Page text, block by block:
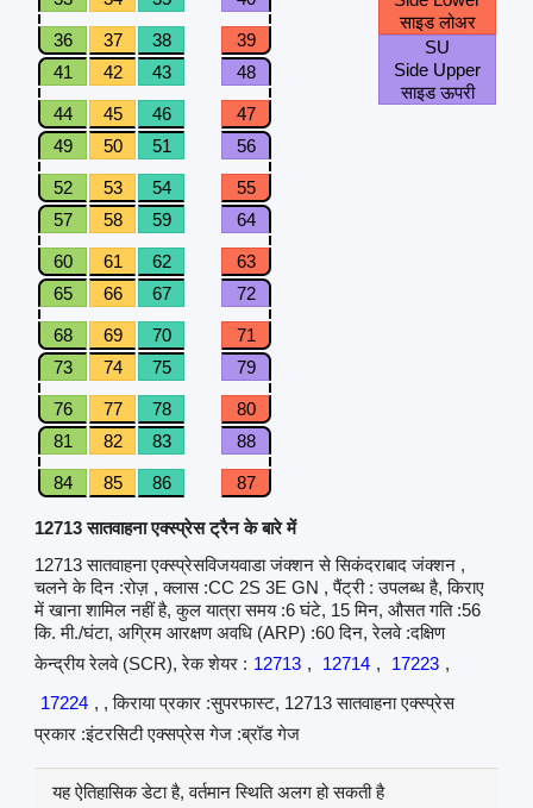
36 37 38
39
41
42 43 48
44 45 46
47
49
50 51 56
52 53 54
55
57
58 59 64
60 61 62
63
65
66 67 72
68 69 70
71
73
74 75 79
76 77 78
80
81
82 83 88
84 85 86 87
साइड लोअर
SU
Side Upper
साइड ऊपरी
12713 सातवाहना एक्स्प्रेस ट्रैन के बारे में
12713 सातवाहना एक्स्प्रेसविजयवाडा जंक्शन से सिकंदराबाद जंक्शन ,
चलने के दिन :रोज़ , क्लास :CC 2S 3E GN , पैंट्री : उपलब्ध है, किराए
में खाना शामिल नहीं है, कुल यात्रा समय :6 घंटे, 15 मिन, औसत गति :56
कि. मी./घंटा, अग्रिम आरक्षण अवधि (ARP) :60 दिन, रेलवे :दक्षिण
केन्द्रीय रेलवे (SCR), रेक शेयर : 12713 , 12714 , 17223 ,
17224 , , किराया प्रकार :सुपरफास्ट, 12713 सातवाहना एक्स्प्रेस
प्रकार :इंटरसिटी एक्सप्रेस गेज :ब्रॉड गेज
यह ऐतिहासिक डेटा है, वर्तमान स्थिति अलग हो सकती है